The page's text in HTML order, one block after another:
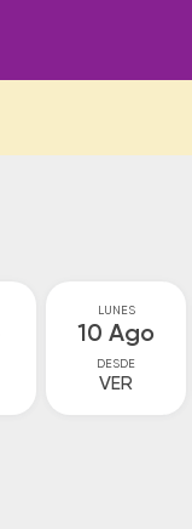
LUNES
10 Ago
DESDE
VER